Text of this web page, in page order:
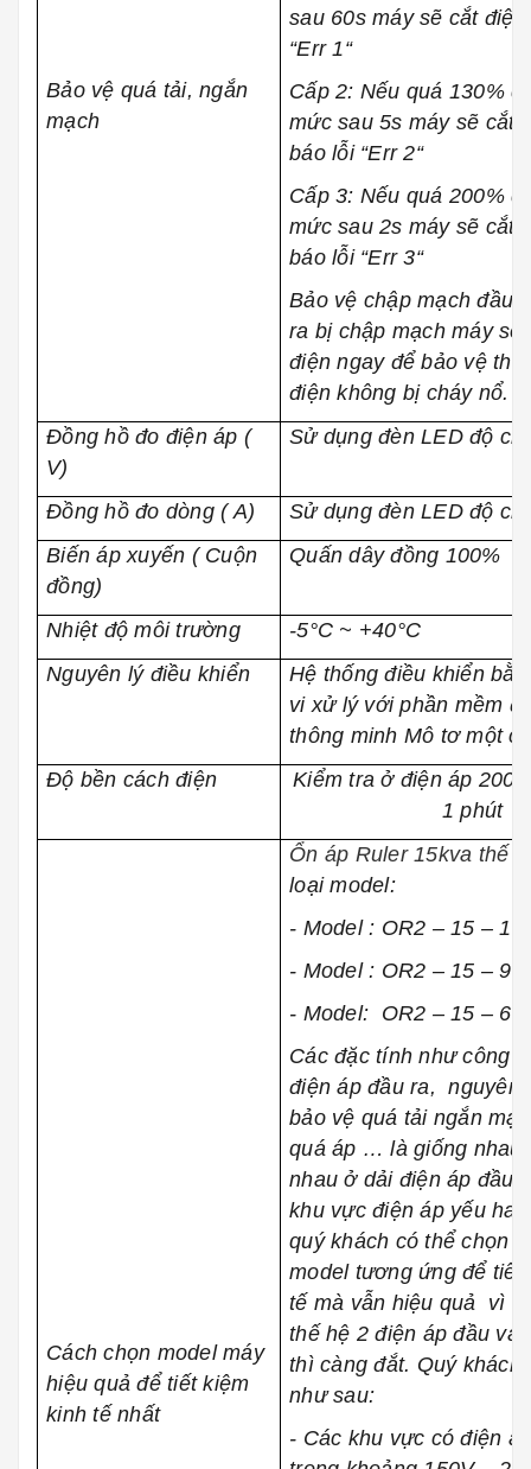
Bảo vệ quá tải, ngắn
mạch
sau 60s máy sẽ cắt
“Err 1“
Cấp 2: Nếu quá 130%
mức sau 5s máy sẽ cắt
báo lỗi “Err 2“
Cấp 3: Nếu quá 200%
mức sau 2s máy sẽ cắt
báo lỗi “Err 3“
Bảo vệ chập mạch đầu
ra bị chập mạch máy sẽ
điện ngay để bảo vệ
điện không bị cháy nổ.
Đồng hồ đo điện áp (
V)
Sử dụng đèn LED độ
Đồng hồ đo dòng ( A)
Sử dụng đèn LED độ
Biến áp xuyến ( Cuộn
đồng)
Quấn dây đồng 100%
Nhiệt độ môi trường
-5°C ~ +40°C
Nguyên lý điều khiển
Hệ thống điều khiển
vi xử lý với phần mềm
thông minh Mô tơ một
Độ bền cách điện
Kiểm tra ở điện áp
1 phút
Cách chọn model máy
hiệu quả để tiết kiệm
kinh tế nhất
Ổn áp Ruler 15kva thế
loại model:
- Model : OR2 – 15 –
- Model : OR2 – 15 – 90
- Model: OR2 – 15 – 60
Các đặc tính như công
điện áp đầu ra, nguyên
bảo vệ quá tải ngắn
quá áp … là giống nhau
nhau ở dải điện áp đầu
khu vực điện áp yếu
quý khách có thể chọn
model tương ứng để tiết
tế mà vẫn hiệu quả vì
thế hệ 2 điện áp đầu
thì càng đắt. Quý khách
như sau:
- Các khu vực có điện